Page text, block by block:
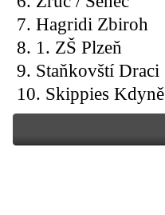
7. Hagridi Zbiroh
8. 1. ZŠ Plzeň
9. Staňkovští Draci
10. Skippies Kdyně